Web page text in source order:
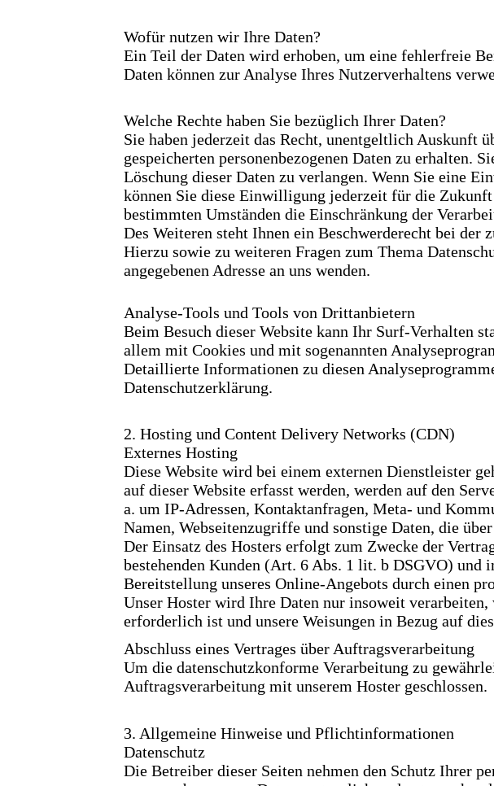
Wofür nutzen wir Ihre Daten?
Ein Teil der Daten wird erhoben, um eine fehlerfreie
Daten können zur Analyse Ihres Nutzerverhaltens
Welche Rechte haben Sie bezüglich Ihrer Daten?
Sie haben jederzeit das Recht, unentgeltlich Auskunft
gespeicherten personenbezogenen Daten zu erhalten.
Löschung dieser Daten zu verlangen. Wenn Sie eine
können Sie diese Einwilligung jederzeit für die
bestimmten Umständen die Einschränkung der
Des Weiteren steht Ihnen ein Beschwerderecht bei der
Hierzu sowie zu weiteren Fragen zum Thema
angegebenen Adresse an uns wenden.
Analyse-Tools und Tools von Drittanbietern
Beim Besuch dieser Website kann Ihr Surf-Verhalten
allem mit Cookies und mit sogenannten
Detaillierte Informationen zu diesen
Datenschutzerklärung.
2. Hosting und Content Delivery Networks (CDN)
Externes Hosting
Diese Website wird bei einem externen Dienstleister
auf dieser Website erfasst werden, werden auf den
a. um IP-Adressen, Kontaktanfragen, Meta- und
Namen, Webseitenzugriffe und sonstige Daten, die
Der Einsatz des Hosters erfolgt zum Zwecke der
bestehenden Kunden (Art. 6 Abs. 1 lit. b DSGVO) und
Bereitstellung unseres Online-Angebots durch einen
Unser Hoster wird Ihre Daten nur insoweit
erforderlich ist und unsere Weisungen in Bezug auf
Abschluss eines Vertrages über Auftragsverarbeitung
Um die datenschutzkonforme Verarbeitung zu
Auftragsverarbeitung mit unserem Hoster geschlossen.
3. Allgemeine Hinweise und Pflichtinformationen
Datenschutz
Die Betreiber dieser Seiten nehmen den Schutz Ihrer